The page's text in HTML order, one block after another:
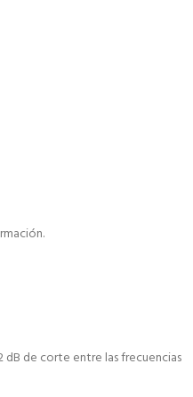
dB de corte entre las frecuencias